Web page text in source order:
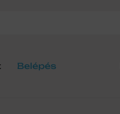
Belépés